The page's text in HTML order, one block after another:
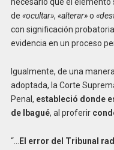
necesario que el elemento
de «ocultar», «alterar»o
con significación
evidencia en un proceso
Igualmente, de una
adoptada, la Corte
Penal, estableció donde
de Ibagué, al proferir
“…
El error del Tribunal